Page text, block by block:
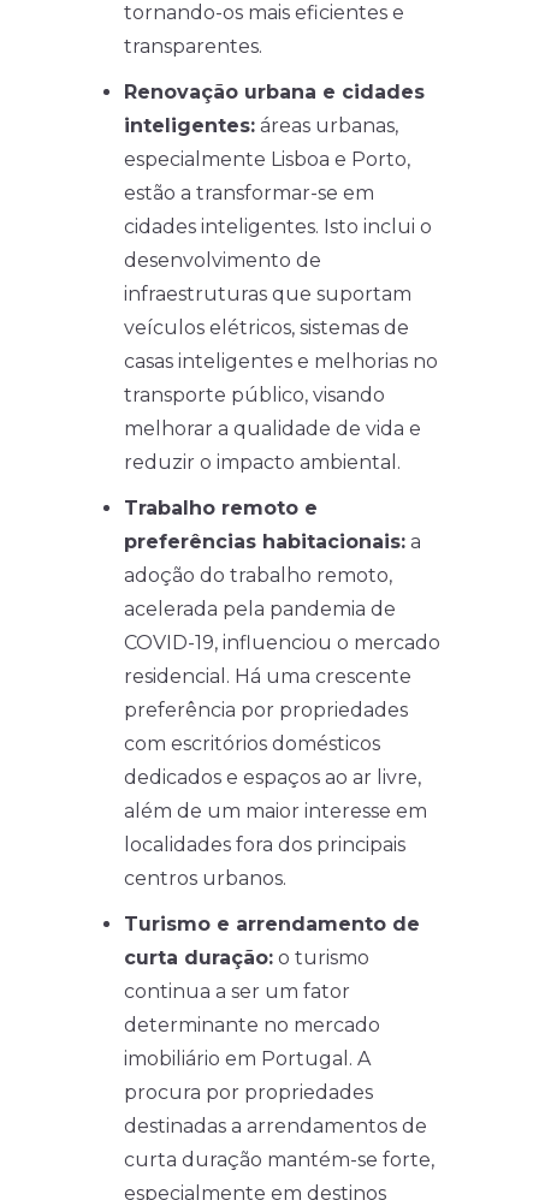
tornando-os mais eficientes e
transparentes.
Renovação urbana e cidades
inteligentes: áreas urbanas,
especialmente Lisboa e Porto,
estão a transformar-se em
cidades inteligentes. Isto inclui o
desenvolvimento de
infraestruturas que suportam
veículos elétricos, sistemas de
casas inteligentes e melhorias no
transporte público, visando
melhorar a qualidade de vida e
reduzir o impacto ambiental.
Trabalho remoto e
preferências habitacionais: a
adoção do trabalho remoto,
acelerada pela pandemia de
COVID-19, influenciou o mercado
residencial. Há uma crescente
preferência por propriedades
com escritórios domésticos
dedicados e espaços ao ar livre,
além de um maior interesse em
localidades fora dos principais
centros urbanos.
Turismo e arrendamento de
curta duração: o turismo
continua a ser um fator
determinante no mercado
imobiliário em Portugal. A
procura por propriedades
destinadas a arrendamentos de
curta duração mantém-se forte,
especialmente em destinos